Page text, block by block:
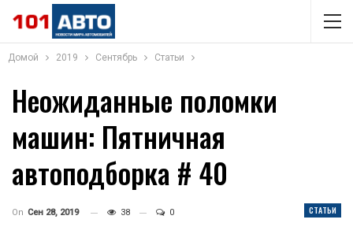
Домой 2019 Сентябрь Статьи
Неожиданные поломки
машин: Пятничная
автоподборка # 40
СТАТЬИ
On Сен 28, 2019 38 0